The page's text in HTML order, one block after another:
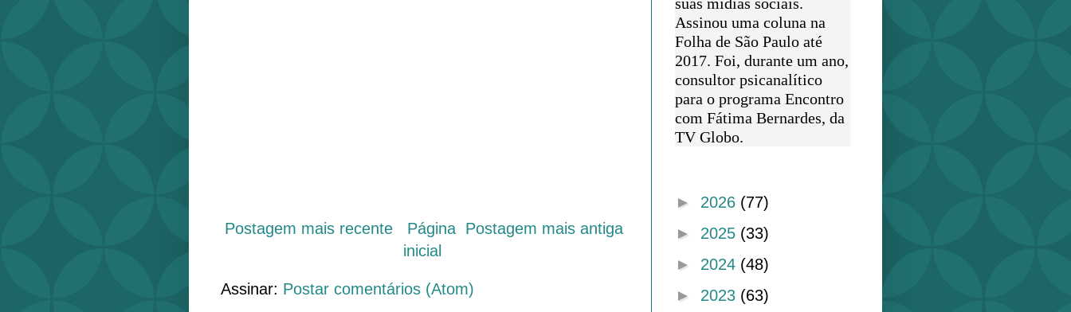
Postagem mais recente Postagem mais antiga
Página
inicial
Assinar: Postar comentários (Atom)
Assinou uma coluna na
Folha de São Paulo até
2017. Foi, durante um ano,
consultor psicanalítico
para o programa Encontro
com Fátima Bernardes, da
TV Globo.
► 2026 (77)
► 2025 (33)
► 2024 (48)
► 2023 (63)